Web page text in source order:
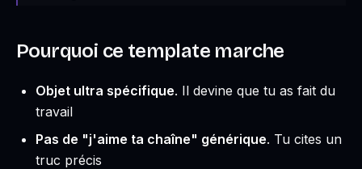
Pourquoi ce template marche
Objet ultra spécifique. Il devine que tu as fait du
travail
Pas de "j'aime ta chaîne" générique. Tu cites un
truc précis